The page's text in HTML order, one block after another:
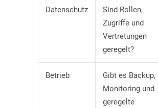
Datenschutz
Sind Rollen,
Zugriffe und
Vertretungen
geregelt?
Betrieb
Gibt es Backup,
Monitoring und
geregelte